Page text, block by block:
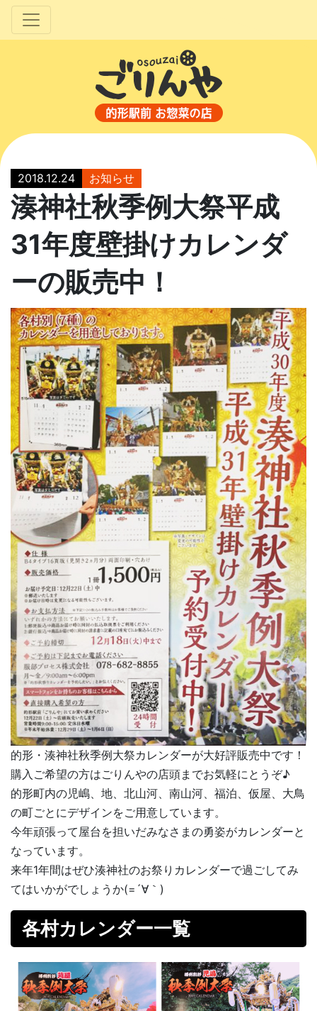
2018.12.24 お知らせ
湊神社秋季例大祭平成
31年度壁掛けカレンダ
ーの販売中！
的形・湊神社秋季例大祭カレンダーが大好評販売中です！
購入ご希望の方はごりんやの店頭までお気軽にとうぞ♪
的形町内の児嶋、地、北山河、南山河、福泊、仮屋、大鳥
の町ごとにデザインをご用意しています。
今年頑張って屋台を担いだみなさまの勇姿がカレンダーと
なっています。
来年1年間はぜひ湊神社のお祭りカレンダーで過ごしてみ
てはいかがでしょうか(=´∀｀)
各村カレンダー一覧